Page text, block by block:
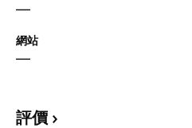
—
網站
—
評價